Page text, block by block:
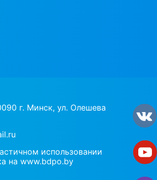
г. Минск, ул. Олешева
использовании
на www.bdpo.by